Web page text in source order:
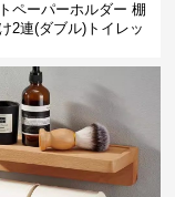
ペーパーホルダー 棚
2連(ダブル)トイレッ